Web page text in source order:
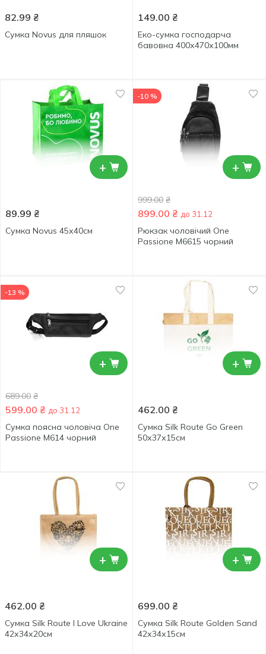
82.99 ₴
Сумка Novus для пляшок
149.00 ₴
Еко-сумка господарча
бавовна 400х470х100мм
+
89.99 ₴
Сумка Novus 45х40см
+
-10 %
999.00 ₴
899.00 ₴ до 31.12
Рюкзак чоловічий One
Passione M6615 чорний
+
-13 %
689.00 ₴
599.00 ₴ до 31.12
Сумка поясна чоловіча One
Passione M614 чорний
+
462.00 ₴
Сумка Silk Route Go Green
50х37х15см
+
462.00 ₴
Сумка Silk Route I Love Ukraine
42х34х20см
+
699.00 ₴
Сумка Silk Route Golden Sand
42х34х15см